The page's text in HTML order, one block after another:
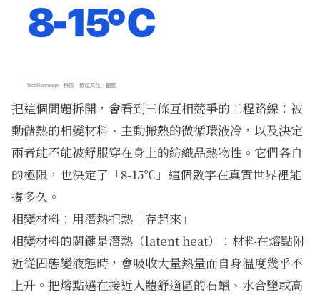
把這個問題拆開，會看到三條互相競爭的工程路線：被
動儲熱的相變材料、主動搬熱的微循環液冷，以及決定
兩者能不能被舒服穿在身上的紡織品熱物性。它們各自
的極限，也決定了「8-15℃」這個數字在真實世界裡能
撐多久。
相變材料：用潛熱把熱「存起來」
相變材料的關鍵是潛熱（latent heat）：材料在熔點附
近從固態變液態時，會吸收大量熱量而自身溫度幾乎不
上升。把熔點選在接近人體舒適區的石蠟、水合鹽或高